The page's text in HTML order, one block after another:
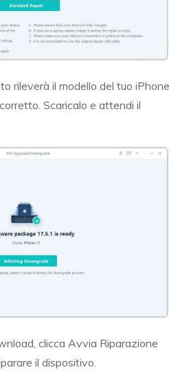
rileverà il modello del tuo iPhone
Scaricalo e attendi il
clicca Avvia Riparazione
il dispositivo.